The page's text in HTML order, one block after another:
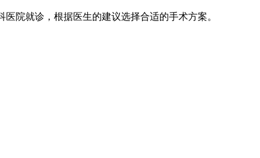
院就诊，根据医生的建议选择合适的手术方案。